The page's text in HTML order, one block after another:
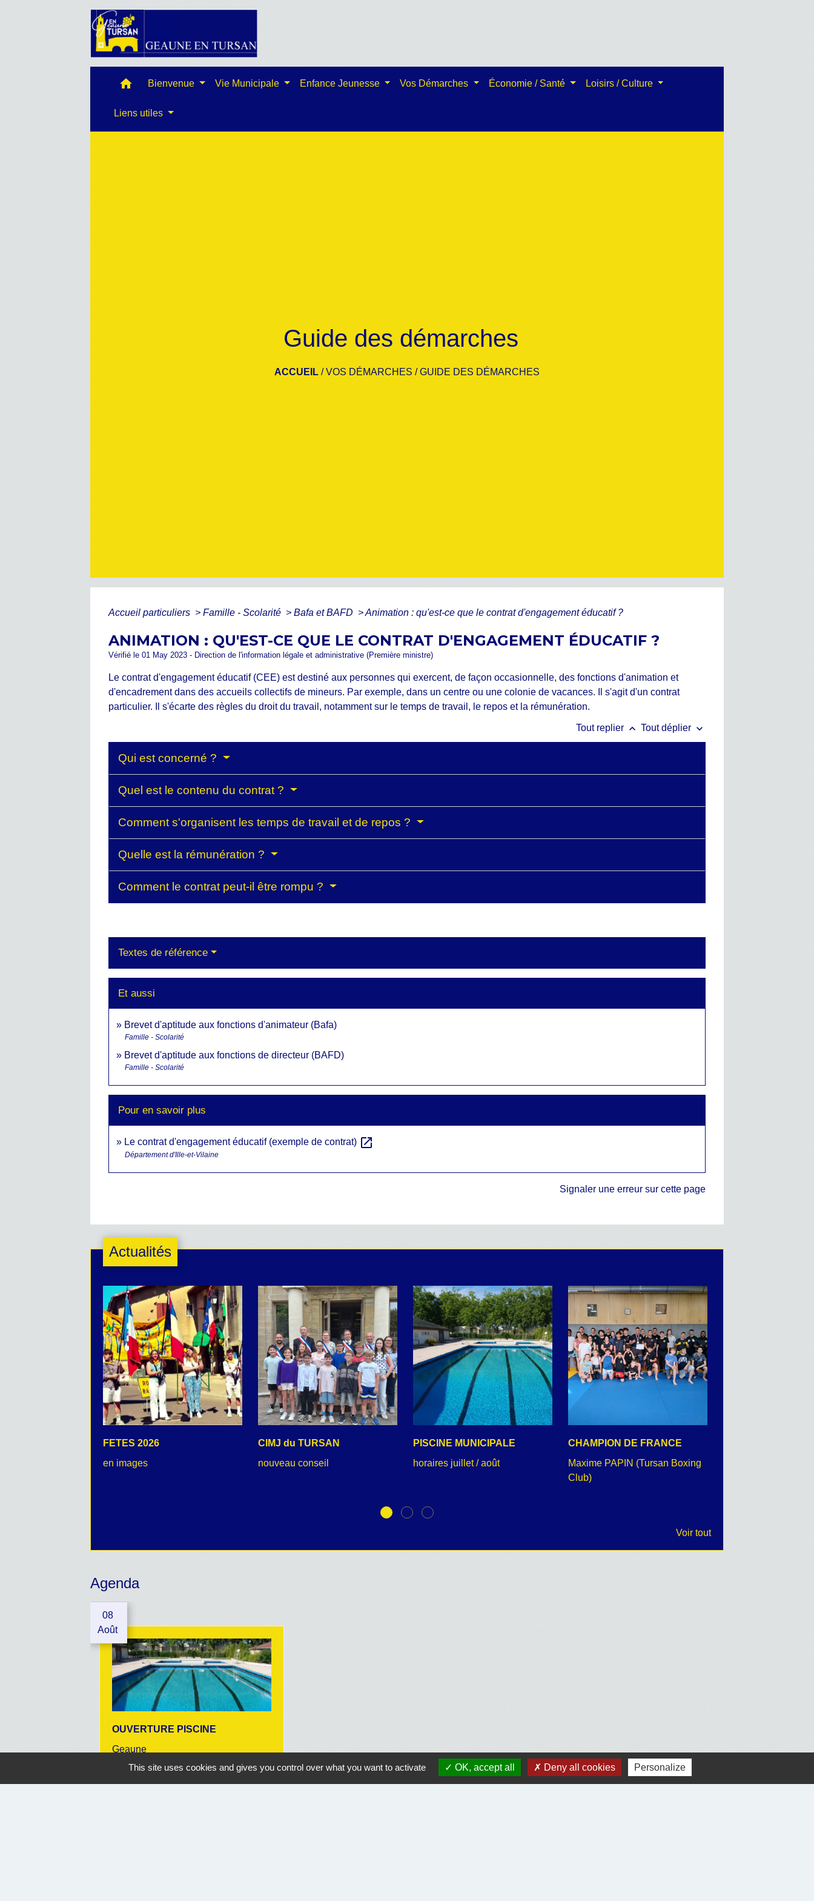
home Bienvenue Vie Municipale Enfance Jeunesse Vos Démarches Économie / Santé Loisirs / Culture
Liens utiles
Guide des démarches
ACCUEIL /VOS DÉMARCHES /GUIDE DES DÉMARCHES
Accueil particuliers > Famille - Scolarité > Bafa et BAFD > Animation : qu'est-ce que le contrat d'engagement éducatif ?
ANIMATION : QU'EST-CE QUE LE CONTRAT D'ENGAGEMENT ÉDUCATIF ?
Vérifié le 01 May 2023 - Direction de l'information légale et administrative (Première ministre)
Le contrat d'engagement éducatif (CEE) est destiné aux personnes qui exercent, de façon occasionnelle, des fonctions d'animation et
d'encadrement dans des accueils collectifs de mineurs. Par exemple, dans un centre ou une colonie de vacances. Il s'agit d'un contrat
particulier. Il s'écarte des règles du droit du travail, notamment sur le temps de travail, le repos et la rémunération.
Tout replier keyboard_arrow_up Tout déplier keyboard_arrow_down
Qui est concerné ?
Quel est le contenu du contrat ?
Comment s'organisent les temps de travail et de repos ?
Quelle est la rémunération ?
Comment le contrat peut-il être rompu ?
Textes de référence
Et aussi
Brevet d'aptitude aux fonctions d'animateur (Bafa)
Famille - Scolarité
Brevet d'aptitude aux fonctions de directeur (BAFD)
Famille - Scolarité
Pour en savoir plus
Le contrat d'engagement éducatif (exemple de contrat) open_in_new
Département d'Ille-et-Vilaine
Signaler une erreur sur cette page
Actualités
FETES 2026
en images
CIMJ du TURSAN
nouveau conseil
PISCINE MUNICIPALE
horaires juillet / août
CHAMPION DE FRANCE
Maxime PAPIN (Tursan Boxing
Club)
Voir tout
Agenda
08
Août
OUVERTURE PISCINE
Geaune
07/07/2026 au 30/08/2026
14:30
This site uses cookies and gives you control over what you want to activate OK, accept all Deny all cookies Personalize